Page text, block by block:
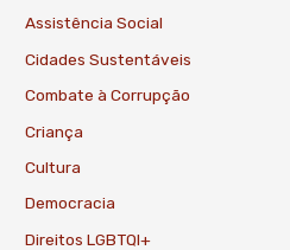
Assistência Social
Cidades Sustentáveis
Combate à Corrupção
Criança
Cultura
Democracia
Direitos LGBTQI+